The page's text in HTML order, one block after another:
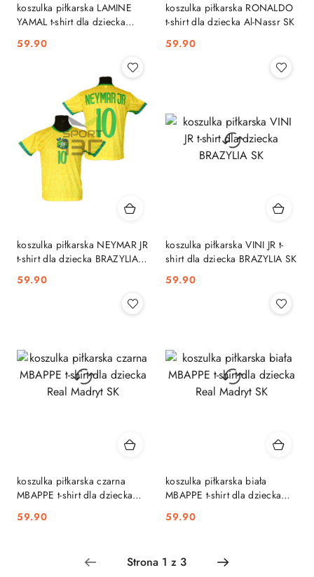
koszulka piłkarska LAMINE
YAMAL t-shirt dla dziecka
Cena:
59.90
koszulka piłkarska RONALDO
t-shirt dla dziecka Al-Nassr SK
Cena:
59.90
koszulka piłkarska NEYMAR JR
t-shirt dla dziecka BRAZYLIA
Cena:
59.90
koszulka piłkarska VINI JR t-
shirt dla dziecka BRAZYLIA SK
Cena:
59.90
koszulka piłkarska czarna
MBAPPE t-shirt dla dziecka
Cena:
59.90
koszulka piłkarska biała
MBAPPE t-shirt dla dziecka
Cena:
59.90